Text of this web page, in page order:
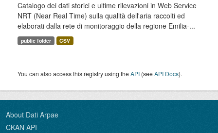
Catalogo dei dati storici e ultime rilevazioni in Web Service
NRT (Near Real Time) sulla qualità dell'aria raccolti ed
elaborati dalla rete di monitoraggio della regione Emilia-...
public folder CSV
You can also access this registry using theAPI (seeAPI Docs).
About Dati Arpae
CKAN API